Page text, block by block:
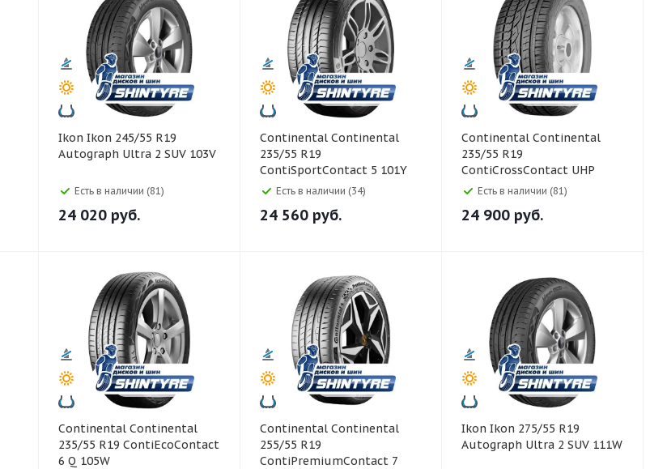
Ikon Ikon 245/55 R19
Autograph Ultra 2 SUV 103V
Есть в наличии (81)
24 020 руб.
Continental Continental
235/55 R19
ContiSportContact 5 101Y
Есть в наличии (34)
24 560 руб.
Continental Continental
235/55 R19
ContiCrossContact UHP
105W
Есть в наличии (81)
24 900 руб.
Continental Continental
235/55 R19 ContiEcoContact
6 Q 105W
Continental Continental
255/55 R19
ContiPremiumContact 7
Ikon Ikon 275/55 R19
Autograph Ultra 2 SUV 111W